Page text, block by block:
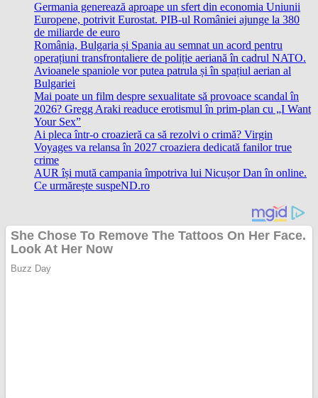
Germania generează aproape un sfert din economia Uniunii
Europene, potrivit Eurostat. PIB-ul României ajunge la 380
de miliarde de euro
România, Bulgaria și Spania au semnat un acord pentru
operațiuni transfrontaliere de poliție aeriană în cadrul NATO.
Avioanele spaniole vor putea patrula și în spațiul aerian al
Bulgariei
Mai poate un film despre sexualitate să provoace scandal în
2026? Gregg Araki readuce erotismul în prim-plan cu „I Want
Your Sex”
Ai pleca într-o croazieră ca să rezolvi o crimă? Virgin
Voyages va relansa în 2027 croaziera dedicată fanilor true
crime
AUR își mută campania împotriva lui Nicușor Dan în online.
Ce urmărește suspeND.ro